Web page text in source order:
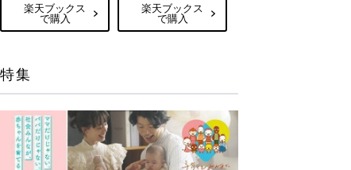
楽天ブックス
で購入
楽天ブックス
で購入
特集